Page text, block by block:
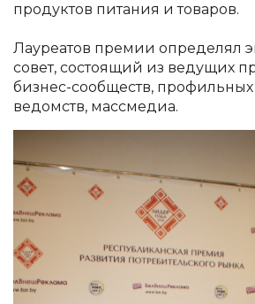
продуктов питания и товаров.
Лауреатов премии определял
совет, состоящий из ведущих
бизнес-сообществ,
ведомств, массмедиа.